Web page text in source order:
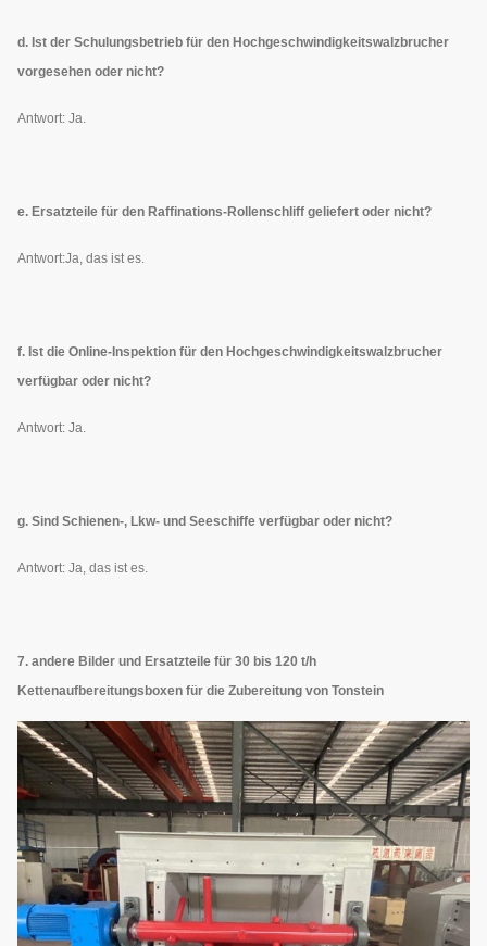
d. Ist der Schulungsbetrieb für den Hochgeschwindigkeitswalzbrucher
vorgesehen oder nicht?
Antwort: Ja.
e. Ersatzteile für den Raffinations-Rollenschliff geliefert oder nicht?
Antwort:Ja, das ist es.
f. Ist die Online-Inspektion für den Hochgeschwindigkeitswalzbrucher
verfügbar oder nicht?
Antwort: Ja.
g. Sind Schienen-, Lkw- und Seeschiffe verfügbar oder nicht?
Antwort: Ja, das ist es.
7. andere Bilder und Ersatzteile für 30 bis 120 t/h
Kettenaufbereitungsboxen für die Zubereitung von Tonstein